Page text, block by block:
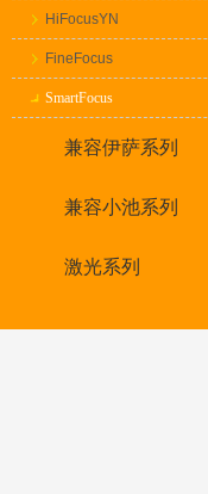
HiFocusYN
FineFocus
SmartFocus
兼容伊萨系列
兼容小池系列
激光系列